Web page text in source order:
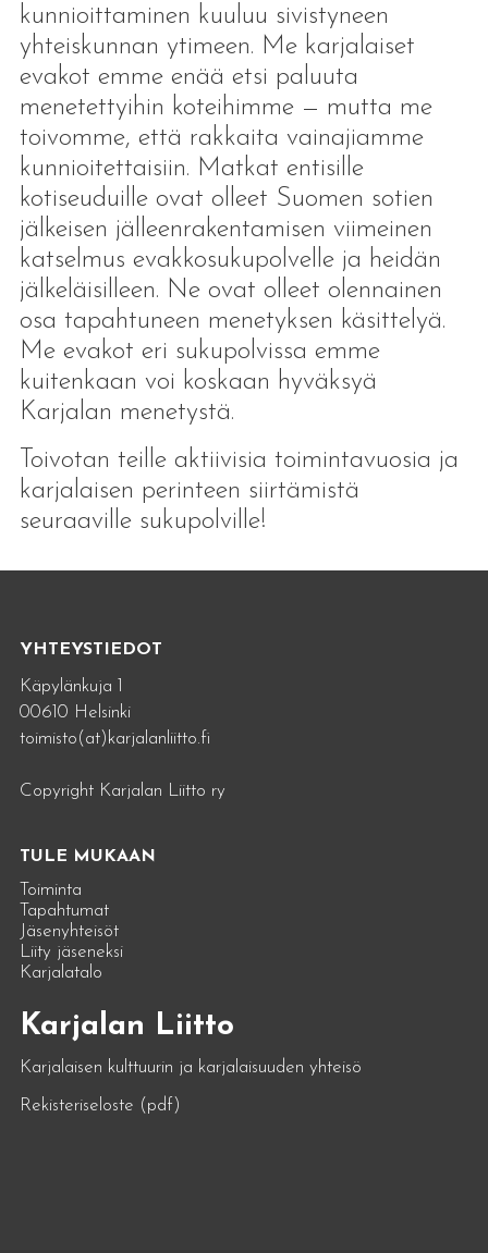
kunnioittaminen kuuluu sivistyneen
yhteiskunnan ytimeen. Me karjalaiset
evakot emme enää etsi paluuta
menetettyihin koteihimme — mutta me
toivomme, että rakkaita vainajiamme
kunnioitettaisiin. Matkat entisille
kotiseuduille ovat olleet Suomen sotien
jälkeisen jälleenrakentamisen viimeinen
katselmus evakkosukupolvelle ja heidän
jälkeläisilleen. Ne ovat olleet olennainen
osa tapahtuneen menetyksen käsittelyä.
Me evakot eri sukupolvissa emme
kuitenkaan voi koskaan hyväksyä
Karjalan menetystä.
Toivotan teille aktiivisia toimintavuosia ja
karjalaisen perinteen siirtämistä
seuraaville sukupolville!
YHTEYSTIEDOT
Käpylänkuja 1
00610 Helsinki
toimisto(at)karjalanliitto.fi
Copyright Karjalan Liitto ry
TULE MUKAAN
Toiminta
Tapahtumat
Jäsenyhteisöt
Liity jäseneksi
Karjalatalo
Karjalan Liitto
Karjalaisen kulttuurin ja karjalaisuuden yhteisö
Rekisteriseloste (pdf)